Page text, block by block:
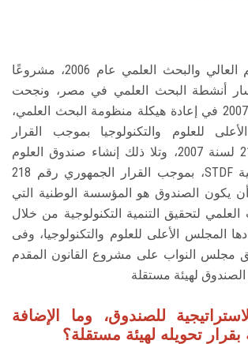
الأنظمة الذكية
الإعلام
تواصل معنا
الطلاب
هيئة التدريس
الخريجين
بدأت وزارة التعليم العالي والبحث العلمي عام 2006، مشروعًا
أنشطة البحث العلمي في مصر، ونجحت
الوزارة خلال عام 2007 في إعادة هيكلة منظومة البحث العلمي،
للعلوم والتكنولوجيا بموجب القرار
الجمهوري رقم 217 لسنة 2007، وتلا ذلك إنشاء صندوق العلوم
والتنمية التكنولوجية STDF، بموجب القرار الجمهوري رقم 218
على أن يكون الصندوق هو المؤسسة الوطنية التي
لتحقيق التنمية التكنولوجية من خلال
المجلس الأعلى للعلوم والتكنولوجيا، وفى
مجلس النواب على مشروع القانون المقدم
لهيئة مستقلة
للصندوق، وما الإضافة
تحويله لهيئة مستقلة؟